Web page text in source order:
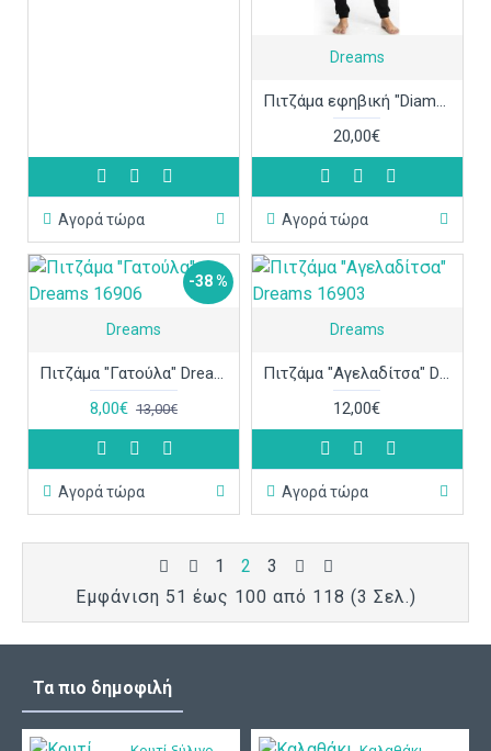
Αγορά τώρα
Dreams
Πιτζάμα εφηβική "Diamonds" Dreams 217806
20,00€
Αγορά τώρα
-38 %
Dreams
Πιτζάμα "Γατούλα" Dreams 16906
8,00€ 13,00€
Αγορά τώρα
Dreams
Πιτζάμα "Αγελαδίτσα" Dreams 16903
12,00€
Αγορά τώρα
1 2
3
Εμφάνιση 51 έως 100 από 118 (3 Σελ.)
Τα πιο δημοφιλή